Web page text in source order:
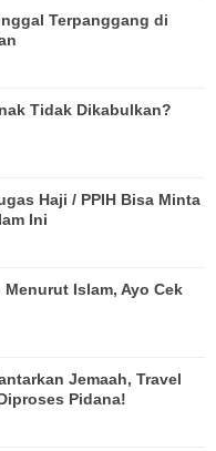
Terpanggang di
Tidak Dikabulkan?
Haji / PPIH Bisa Minta
Ini
Islam, Ayo Cek
Jemaah, Travel
Pidana!